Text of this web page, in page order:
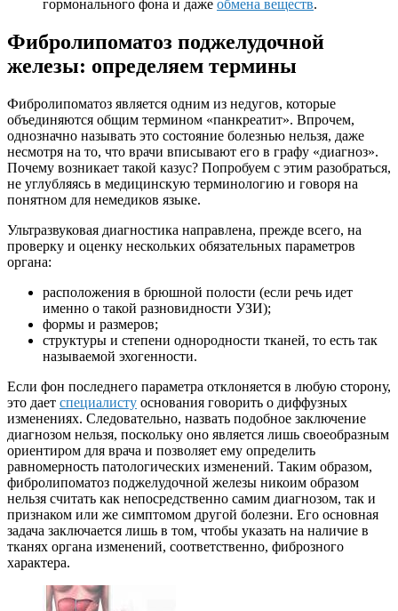
гормонального фона и даже обмена веществ.
Фибролипоматоз поджелудочной
железы: определяем термины
Фибролипоматоз является одним из недугов, которые
объединяются общим термином «панкреатит». Впрочем,
однозначно называть это состояние болезнью нельзя, даже
несмотря на то, что врачи вписывают его в графу «диагноз».
Почему возникает такой казус? Попробуем с этим разобраться,
не углубляясь в медицинскую терминологию и говоря на
понятном для немедиков языке.
Ультразвуковая диагностика направлена, прежде всего, на
проверку и оценку нескольких обязательных параметров
органа:
расположения в брюшной полости (если речь идет
именно о такой разновидности УЗИ);
формы и размеров;
структуры и степени однородности тканей, то есть так
называемой эхогенности.
Если фон последнего параметра отклоняется в любую сторону,
это дает специалисту основания говорить о диффузных
изменениях. Следовательно, назвать подобное заключение
диагнозом нельзя, поскольку оно является лишь своеобразным
ориентиром для врача и позволяет ему определить
равномерность патологических изменений. Таким образом,
фибролипоматоз поджелудочной железы никоим образом
нельзя считать как непосредственно самим диагнозом, так и
признаком или же симптомом другой болезни. Его основная
задача заключается лишь в том, чтобы указать на наличие в
тканях органа изменений, соответственно, фиброзного
характера.